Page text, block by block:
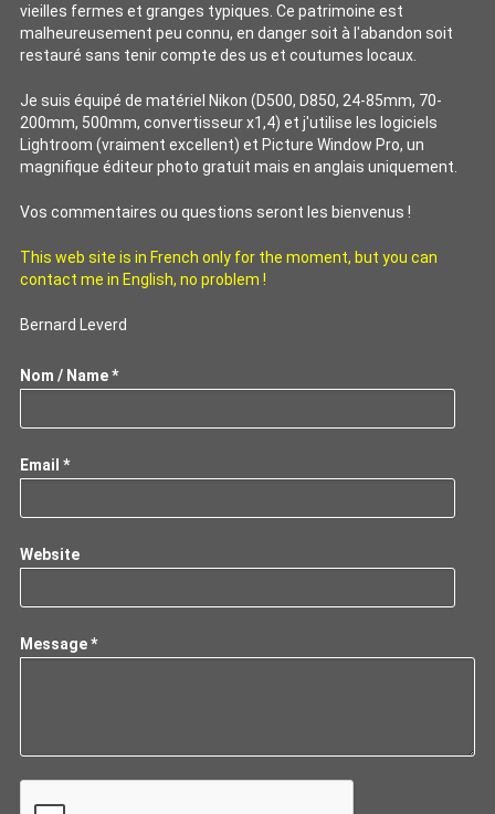
vieilles fermes et granges typiques. Ce patrimoine est
malheureusement peu connu, en danger soit à l'abandon soit
restauré sans tenir compte des us et coutumes locaux.
Je suis équipé de matériel Nikon (D500, D850, 24-85mm, 70-
200mm, 500mm, convertisseur x1,4) et j'utilise les logiciels
Lightroom (vraiment excellent) et Picture Window Pro, un
magnifique éditeur photo gratuit mais en anglais uniquement.
Vos commentaires ou questions seront les bienvenus !
This web site is in French only for the moment, but you can
contact me in English, no problem !
Bernard Leverd
Nom / Name *
Email *
Website
Message *